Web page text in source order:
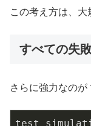
この考え方は、大
すべての失
さらに強力なのが
test